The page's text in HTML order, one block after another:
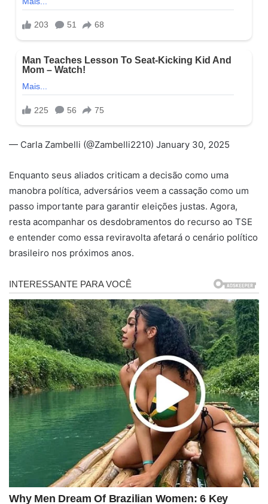
— Carla Zambelli (@Zambelli2210) January 30, 2025
Enquanto seus aliados criticam a decisão como uma
manobra política, adversários veem a cassação como um
passo importante para garantir eleições justas. Agora,
resta acompanhar os desdobramentos do recurso ao TSE
e entender como essa reviravolta afetará o cenário político
brasileiro nos próximos anos.